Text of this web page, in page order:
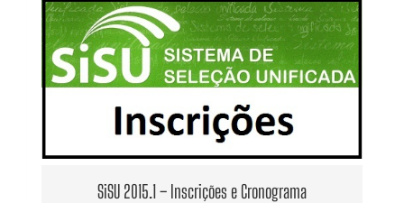
SiSU 2015.1 – Inscrições e Cronograma